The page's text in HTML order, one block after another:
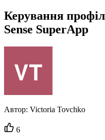
Керування
Sense SuperApp
Автор: Victoria Tovchko
Кількість
вподобайок:
6